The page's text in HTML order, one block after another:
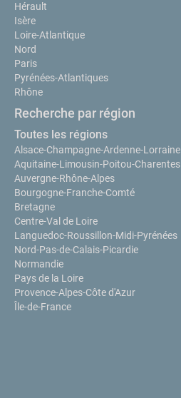
Hérault
Isère
Loire-Atlantique
Nord
Paris
Pyrénées-Atlantiques
Rhône
Recherche par région
Toutes les régions
Alsace-Champagne-Ardenne-Lorraine
Aquitaine-Limousin-Poitou-Charentes
Auvergne-Rhône-Alpes
Bourgogne-Franche-Comté
Bretagne
Centre-Val de Loire
Languedoc-Roussillon-Midi-Pyrénées
Nord-Pas-de-Calais-Picardie
Normandie
Pays de la Loire
Provence-Alpes-Côte d'Azur
Île-de-France